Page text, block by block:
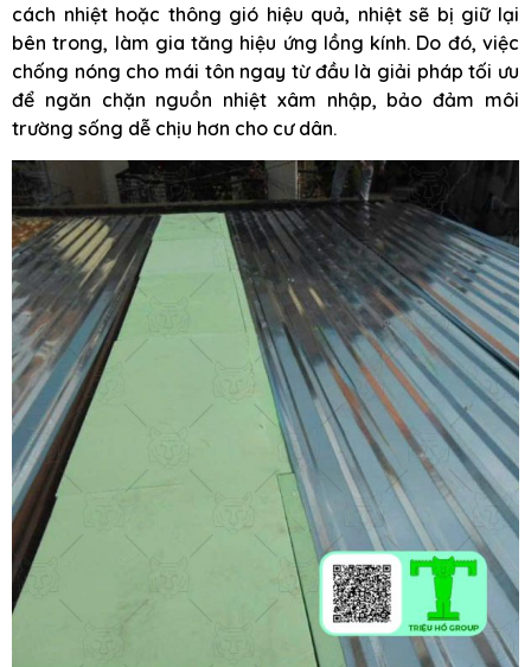
cách nhiệt hoặc thông gió hiệu quả, nhiệt sẽ bị giữ lại
bên trong, làm gia tăng hiệu ứng lồng kính. Do đó, việc
chống nóng cho mái tôn ngay từ đầu là giải pháp tối ưu
để ngăn chặn nguồn nhiệt xâm nhập, bảo đảm môi
trường sống dễ chịu hơn cho cư dân.